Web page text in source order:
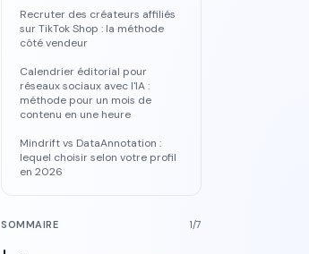
Recruter des créateurs affiliés
sur TikTok Shop : la méthode
côté vendeur
Calendrier éditorial pour
réseaux sociaux avec l'IA :
méthode pour un mois de
contenu en une heure
Mindrift vs DataAnnotation :
lequel choisir selon votre profil
en 2026
SOMMAIRE 1/7